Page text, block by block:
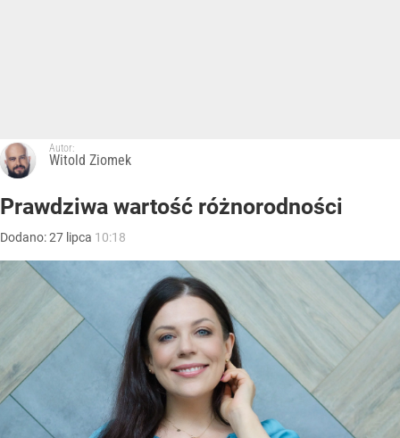
Autor:
Witold Ziomek
Prawdziwa wartość różnorodności
Dodano:27 lipca 10:18